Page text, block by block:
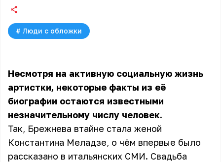
# Люди с обложки
Несмотря на активную социальную жизнь
артистки, некоторые факты из её
биографии остаются известными
незначительному числу человек.
Так, Брежнева втайне стала женой
Константина Меладзе, о чём впервые было
рассказано в итальянских СМИ. Свадьба